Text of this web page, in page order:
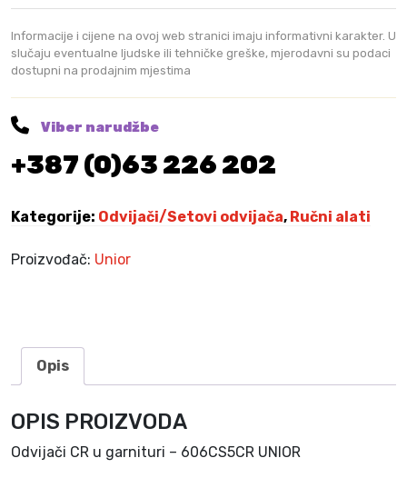
j
a
č
a
–
š
r
i
-
i
j
Informacije i cijene na ovoj web stranici imaju informativni karakter. U
slučaju eventualne ljudske ili tehničke greške, mjerodavni su podaci
dostupni na prodajnim mjestima
Viber narudžbe
+387 (0)63 226 202
Kategorije: Odvijači/Setovi odvijača, Ručni alati
Proizvođač: Unior
Opis
OPIS PROIZVODA
Odvijači CR u garnituri – 606CS5CR UNIOR